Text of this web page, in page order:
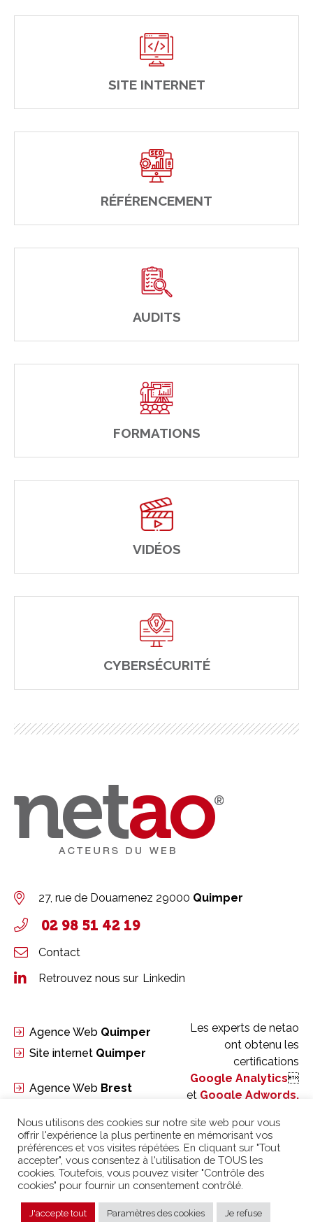
SITE INTERNET
RÉFÉRENCEMENT
AUDITS
FORMATIONS
VIDÉOS
CYBERSÉCURITÉ
27, rue de Douarnenez 29000 Quimper
02 98 51 42 19
Contact
Retrouvez nous sur Linkedin
Agence Web Quimper
Site internet Quimper
Agence Web Brest
Les experts de netao
ont obtenu les
certifications
Google Analytics
et Google Adwords.
NETAO | TOUS DROITS RÉSERVÉS
Nous utilisons des cookies sur notre site web pour vous
offrir l'expérience la plus pertinente en mémorisant vos
préférences et vos visites répétées. En cliquant sur "Tout
accepter", vous consentez à l'utilisation de TOUS les
cookies. Toutefois, vous pouvez visiter "Contrôle des
cookies" pour fournir un consentement contrôlé.
J'accepte tout Paramètres des cookies Je refuse